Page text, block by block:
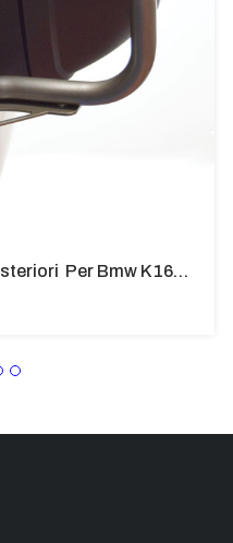
Tubi Di Protezione Bauli Posteriori Per Bmw K 1600 Gt/Gtl (2010>2016) GIALLO - TB8025-K1600GTL